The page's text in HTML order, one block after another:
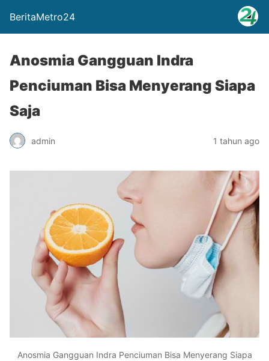
BeritaMetro24
Anosmia Gangguan Indra
Penciuman Bisa Menyerang Siapa
Saja
admin 1 tahun ago
Anosmia Gangguan Indra Penciuman Bisa Menyerang Siapa